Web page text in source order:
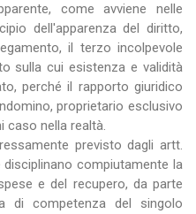
come avviene nelle
dell'apparenza del diritto,
il terzo incolpevole
sulla cui esistenza e validità
perché il rapporto giuridico
proprietario esclusivo
caso nella realtà.
previsto dagli artt.
disciplinano compiutamente la
e del recupero, da parte
di competenza del singolo